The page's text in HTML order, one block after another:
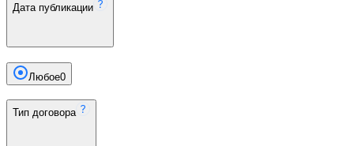
Дата публикации
Любое0
Тип договора